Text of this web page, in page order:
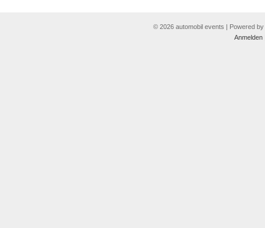
© 2026 automobil events | Powered by
Anmelden|